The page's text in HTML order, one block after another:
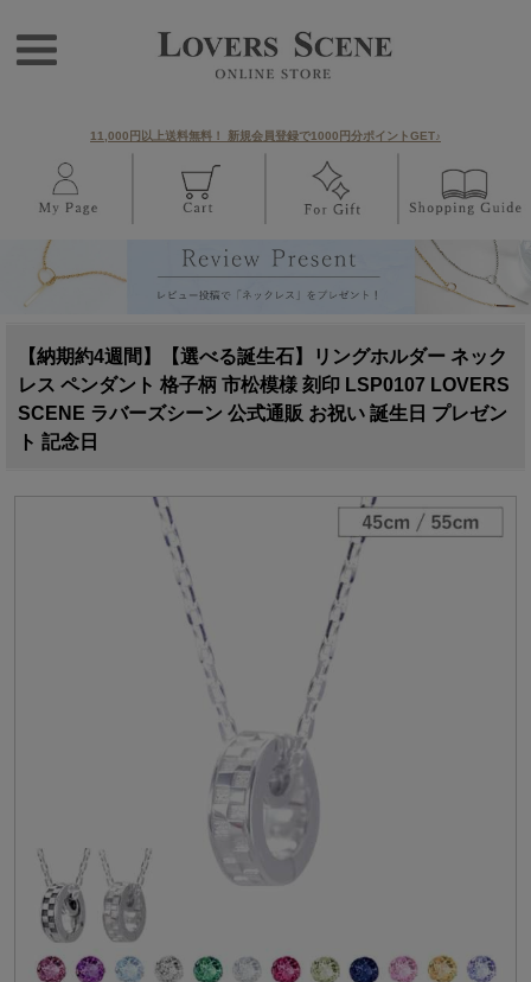
11,000円以上送料無料！ 新規会員登録で1000円分ポイントGET♪
【納期約4週間】【選べる誕生石】リングホルダー ネック
レス ペンダント 格子柄 市松模様 刻印 LSP0107 LOVERS
SCENE ラバーズシーン 公式通販 お祝い 誕生日 プレゼン
ト 記念日